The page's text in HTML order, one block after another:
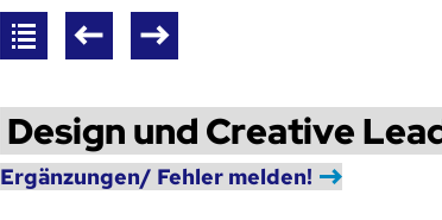
Design und Creative
Ergänzungen/ Fehler melden!